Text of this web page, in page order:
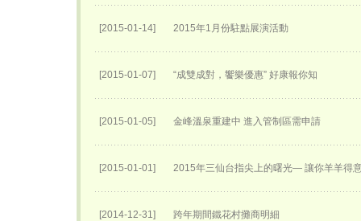
[2015-01-14] 2015年1月份駐點展演活動
[2015-01-07] “成雙成對，饗樂優惠” 好康報你知
[2015-01-05] 金峰溫泉重建中 進入管制區需申請
[2015-01-01] 2015年三仙台指尖上的曙光— 讓你羊羊得
[2014-12-31] 跨年期間鐵花村攤商明細